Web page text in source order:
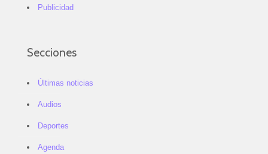
Publicidad
Secciones
Últimas noticias
Audios
Deportes
Agenda